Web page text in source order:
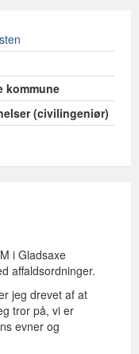
kommune
(civilingeniør)
i Gladsaxe
affaldsordninger.
jeg drevet af at
tror på, vi er
evner og